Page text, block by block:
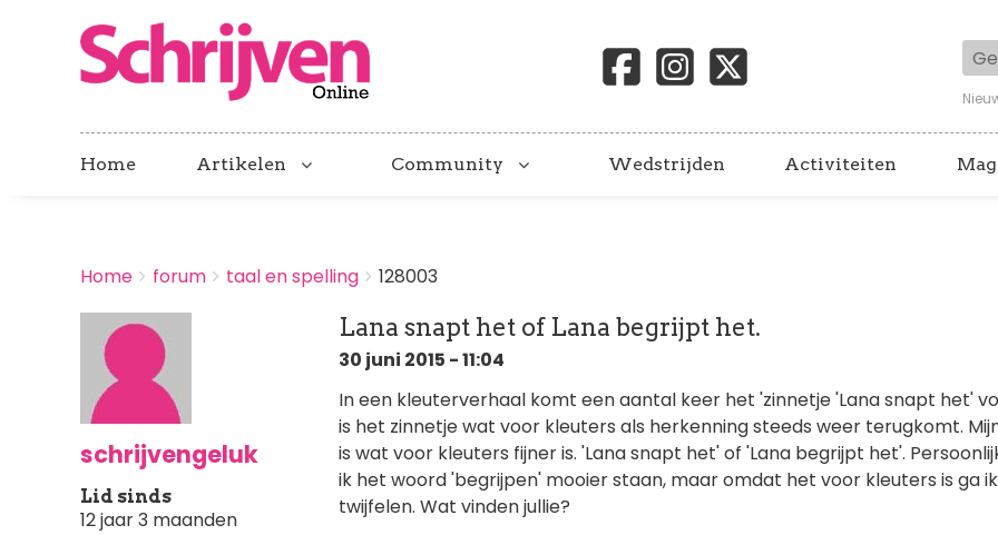
Home Artikelen Community Wedstrijden Activiteiten
BREADCRUMBS
You
here:
Home forum taal en spelling 128003
schrijvengeluk
Lid sinds
12 jaar 3 maanden
Lana snapt het of Lana begrijpt het.
30 juni 2015 - 11:04
In een kleuterverhaal komt een aantal keer het 'zinnetje 'Lana snapt het'
is het zinnetje wat voor kleuters als herkenning steeds weer terugkomt.
is wat voor kleuters fijner is. 'Lana snapt het' of 'Lana begrijpt het'.
ik het woord 'begrijpen' mooier staan, maar omdat het voor kleuters is ga ik
twijfelen. Wat vinden jullie?